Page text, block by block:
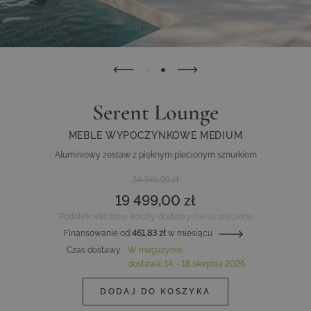
Serent Lounge
MEBLE WYPOCZYNKOWE MEDIUM
Aluminiowy zestaw z pięknym plecionym sznurkiem
24 349,99 zł
19 499,00 zł
Podatek wliczony, koszty dostawy nie są wliczone
Finansowanie od 461,83 złw miesiącu
Czas dostawy:
W magazynie,
dostawa: 14. - 18 sierpnia 2026
DODAJ DO KOSZYKA